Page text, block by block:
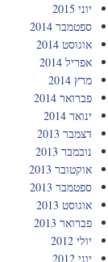
יוני 2015
ספטמבר 2014
אוגוסט 2014
אפריל 2014
מרץ 2014
פברואר 2014
ינואר 2014
דצמבר 2013
נובמבר 2013
אוקטובר 2013
ספטמבר 2013
אוגוסט 2013
פברואר 2013
יולי 2012
יוני 2012